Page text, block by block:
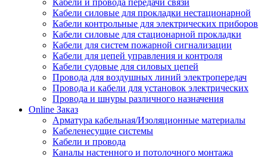
Кабели и провода передачи связи
Кабели силовые для прокладки нестационарной
Кабели контрольные для электрических приборов
Кабели силовые для стационарной прокладки
Кабели для систем пожарной сигнализации
Кабели для цепей управления и контроля
Кабели судовые для силовых цепей
Провода для воздушных линий электропередач
Провода и кабели для установок электрических
Провода и шнуры различного назначения
Online Заказ
Арматура кабельная/Изоляционные материалы
Кабеленесущие системы
Кабели и провода
Каналы настенного и потолочного монтажа